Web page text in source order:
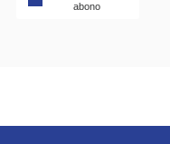
abono